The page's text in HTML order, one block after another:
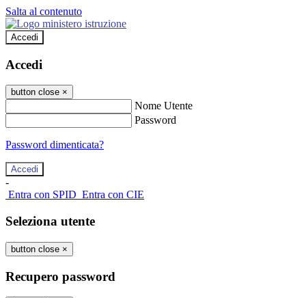
Salta al contenuto
Accedi
Accedi
button close ×
Nome Utente
Password
Password dimenticata?
-
Entra con SPID Entra con CIE
Seleziona utente
button close ×
Recupero password